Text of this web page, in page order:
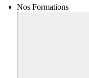
Nos Formations